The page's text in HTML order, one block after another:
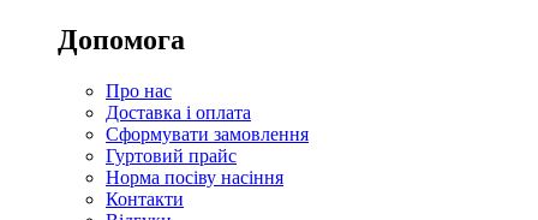
Допомога
Про нас
Доставка і оплата
Сформувати замовлення
Гуртовий прайс
Норма посіву насіння
Контакти